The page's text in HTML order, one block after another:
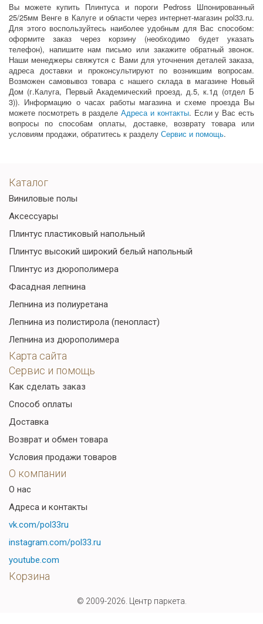
Вы можете купить Плинтуса и пороги Pedross Шпонированный
25/25мм Венге в Калуге и области через интернет-магазин pol33.ru.
Для этого воспользуйтесь наиболее удобным для Вас способом:
оформите заказ через корзину (необходимо будет указать
телефон), напишите нам письмо или закажите обратный звонок.
Наши менеджеры свяжутся с Вами для уточнения деталей заказа,
адреса доставки и проконсультируют по возникшим вопросам.
Возможен самовывоз товара с нашего склада в магазине Новый
Дом (г.Калуга, Первый Академический проезд, д.5, к.1д (отдел Б
3)). Информацию о часах работы магазина и схеме проезда Вы
можете посмотреть в разделеАдреса и контакты. Если у Вас есть
вопросы по способам оплаты, доставке, возврату товара или
условиям продажи, обратитесь к разделу Сервис и помощь.
Каталог
Виниловые полы
Аксессуары
Плинтус пластиковый напольный
Плинтус высокий широкий белый напольный
Плинтус из дюрополимера
Фасадная лепнина
Лепнина из полиуретана
Лепнина из полистирола (пенопласт)
Лепнина из дюрополимера
Карта сайта
Сервис и помощь
Как сделать заказ
Способ оплаты
Доставка
Возврат и обмен товара
Условия продажи товаров
О компании
О нас
Адреса и контакты
vk.com/pol33ru
instagram.com/pol33.ru
youtube.com
Корзина
© 2009-2026. Центр паркета.